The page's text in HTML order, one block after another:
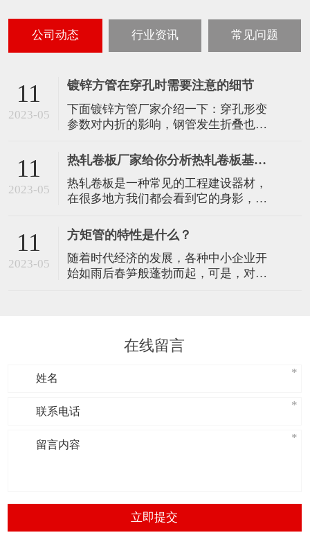
公司动态 行业资讯 常见问题
11
2023-05
镀锌方管在穿孔时需要注意的细节
下面镀锌方管厂家介绍一下：穿孔形变
参数对内折的影响，钢管发生折叠也与
物品规划等对发生折叠有影响，管料中
间区域决裂不只与轧辊中的总压下量和
顶头前总压下量相关，并且与管料转半
周时的部分压下量相关。 穿孔温度对内
进步，临界压下量随温
11
2023-05
热轧卷板厂家给你分析热轧卷板基本面
热轧卷板是一种常见的工程建设器材，
在很多地方我们都会看到它的身影，小
的一些基础问题。 一、粗钢产量前高后
期 热轧卷板产量有所回升 高炉开工率方
面，受限产因素影响，高炉开工率明显
下降。据兰格云商平台监测数据显示，
11
2023-05
方矩管的特性是什么？
随着时代经济的发展，各种中小企业开
始如雨后春笋般蓬勃而起，可是，对于
这些缺点，它各种特点满足了小企业对
于厂房建设的需要，是大型简单厂房的
在线留言
立即提交